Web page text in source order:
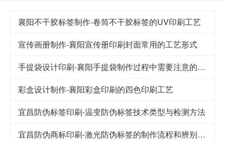
襄阳不干胶标签制作-卷筒不干胶标签的UV印刷工艺
宣传画册制作-襄阳宣传册印刷封面常用的工艺形式
手提袋设计印刷-襄阳手提袋制作过程中需要注意的要点
彩盒设计制作-襄阳彩盒印刷的四色印刷工艺
宜昌防伪标签印刷-温变防伪标签技术类型与检测方法
宜昌防伪商标印刷-激光防伪标签的制作流程和辨别方法